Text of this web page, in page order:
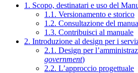
1. Scopo, destinatari e uso del
1.1. Versionamento e storico
1.2. Consultazione del
1.3. Contribuisci al manuale
2. Introduzione al design per i
2.1. Design per
government)
2.2. L’approccio progettuale